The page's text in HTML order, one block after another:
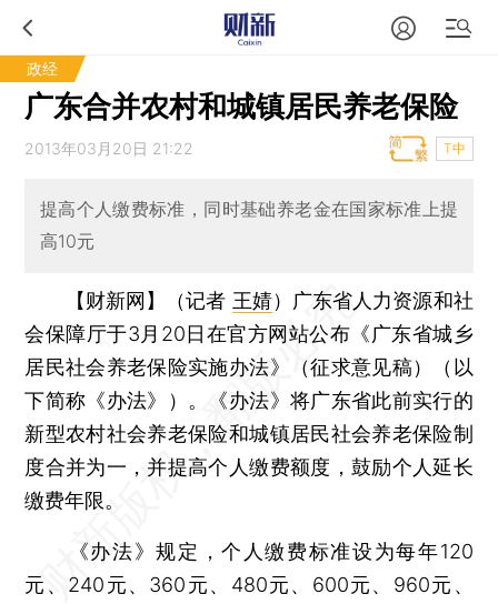
政经
广东合并农村和城镇居民养老保险
2013年03月20日 21:22 T中
提高个人缴费标准，同时基础养老金在国家标准上提
高10元
【财新网】（记者 王婧）
广东省人力资源和社
会保障厅于3月20日在官方网站公布《广东省城乡
居民社会养老保险实施办法》（征求意见稿）（以
下简称《办法》）。《办法》将广东省此前实行的
新型农村社会养老保险和城镇居民社会养老保险制
度合并为一，并提高个人缴费额度，鼓励个人延长
缴费年限。
《办法》规定，个人缴费标准设为每年120
元、240元、360元、480元、600元、960元、